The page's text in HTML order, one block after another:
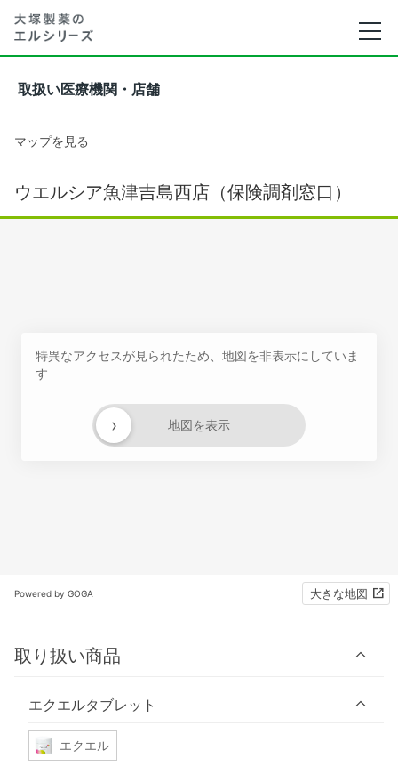
取扱い医療機関・店舗
マップを見る
ウエルシア魚津吉島西店（保険調剤窓口）
特異なアクセスが見られたため、地図を非表示にしていま
す
地図を表示
›
Powered by GOGA 大きな地図
取り扱い商品
エクエルタブレット
エクエル